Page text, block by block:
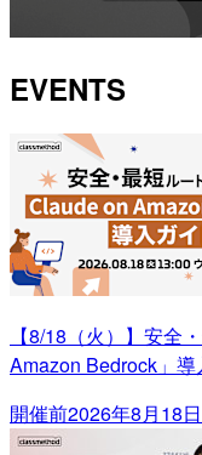
EVENTS
【8/18（火）】安全
Amazon Bedrock」導
開催前2026年8月18